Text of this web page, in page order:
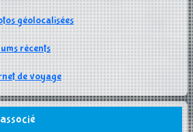
géolocalisées
récents
de voyage